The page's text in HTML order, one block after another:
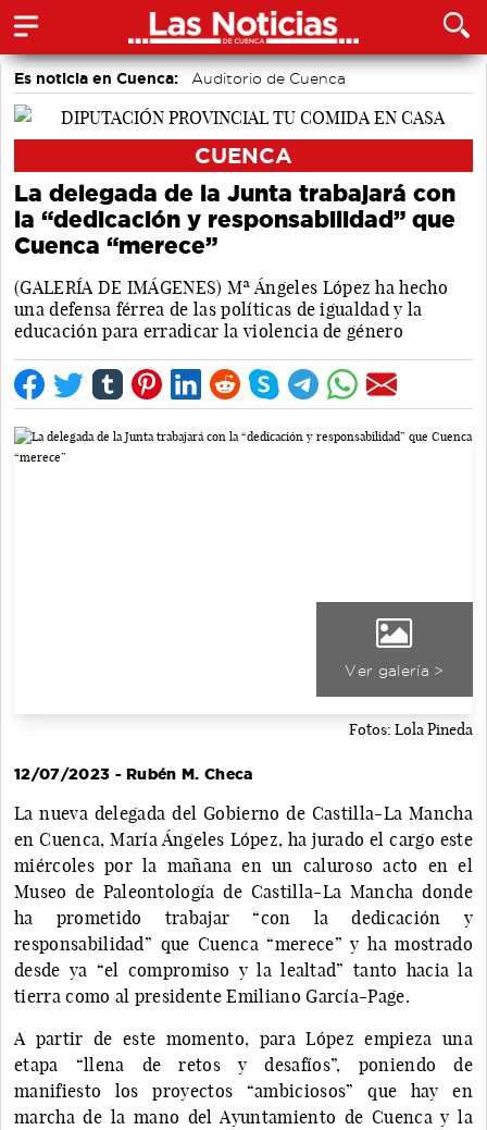
Es noticia en Cuenca: Auditorio de Cuenca
CUENCA
La delegada de la Junta trabajará con
la “dedicación y responsabilidad” que
Cuenca “merece”
(GALERÍA DE IMÁGENES) Mª Ángeles López ha hecho
una defensa férrea de las políticas de igualdad y la
educación para erradicar la violencia de género
Ver galería >
Fotos: Lola Pineda
12/07/2023 - Rubén M. Checa
La nueva delegada del Gobierno de Castilla-La Mancha
en Cuenca, María Ángeles López, ha jurado el cargo este
miércoles por la mañana en un caluroso acto en el
Museo de Paleontología de Castilla-La Mancha donde
ha prometido trabajar “con la dedicación y
responsabilidad” que Cuenca “merece” y ha mostrado
desde ya “el compromiso y la lealtad” tanto hacia la
tierra como al presidente Emiliano García-Page.
A partir de este momento, para López empieza una
etapa “llena de retos y desafíos”, poniendo de
manifiesto los proyectos “ambiciosos” que hay en
marcha de la mano del Ayuntamiento de Cuenca y la